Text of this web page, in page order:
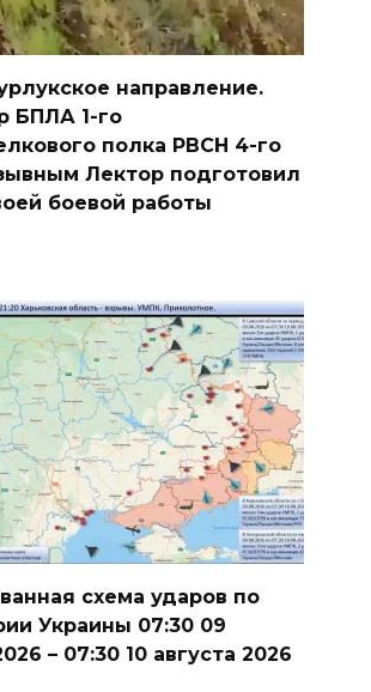
направление.
БПЛА 1-го
полка РВСН 4-го
Лектор подготовил
боевой работы
схема ударов по
Украины 07:30 09
– 07:30 10 августа 2026